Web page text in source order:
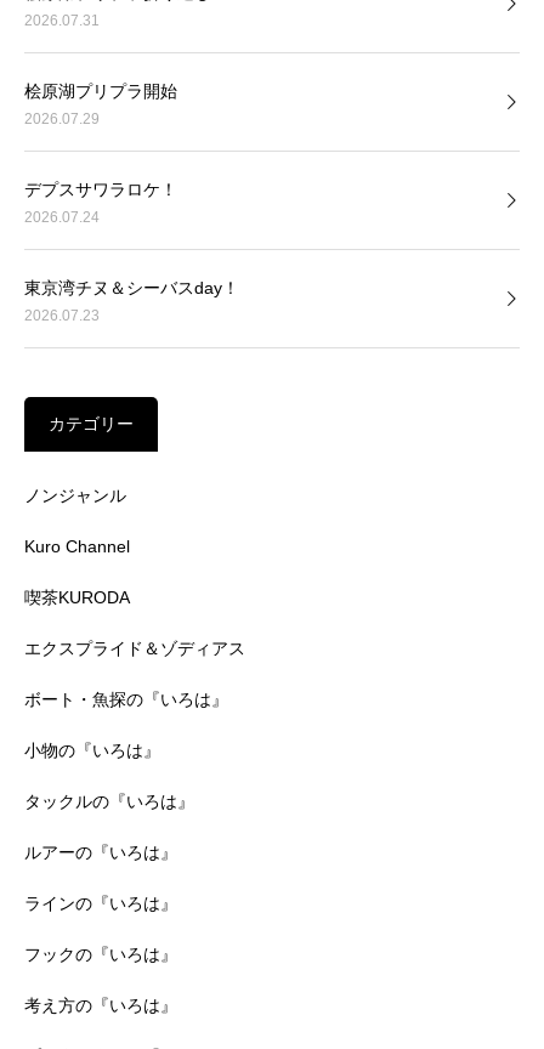
2026.07.31
桧原湖プリプラ開始
2026.07.29
デプスサワラロケ！
2026.07.24
東京湾チヌ＆シーバスday！
2026.07.23
カテゴリー
ノンジャンル
Kuro Channel
喫茶KURODA
エクスプライド＆ゾディアス
ボート・魚探の『いろは』
小物の『いろは』
タックルの『いろは』
ルアーの『いろは』
ラインの『いろは』
フックの『いろは』
考え方の『いろは』